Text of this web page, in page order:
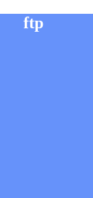
ftp